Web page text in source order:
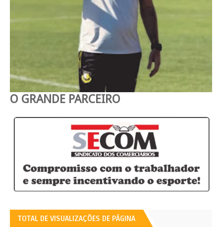
O GRANDE PARCEIRO
TOTAL DE VISUALIZAÇÕES DE PÁGINA